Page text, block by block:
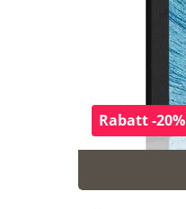
Rabatt -20%